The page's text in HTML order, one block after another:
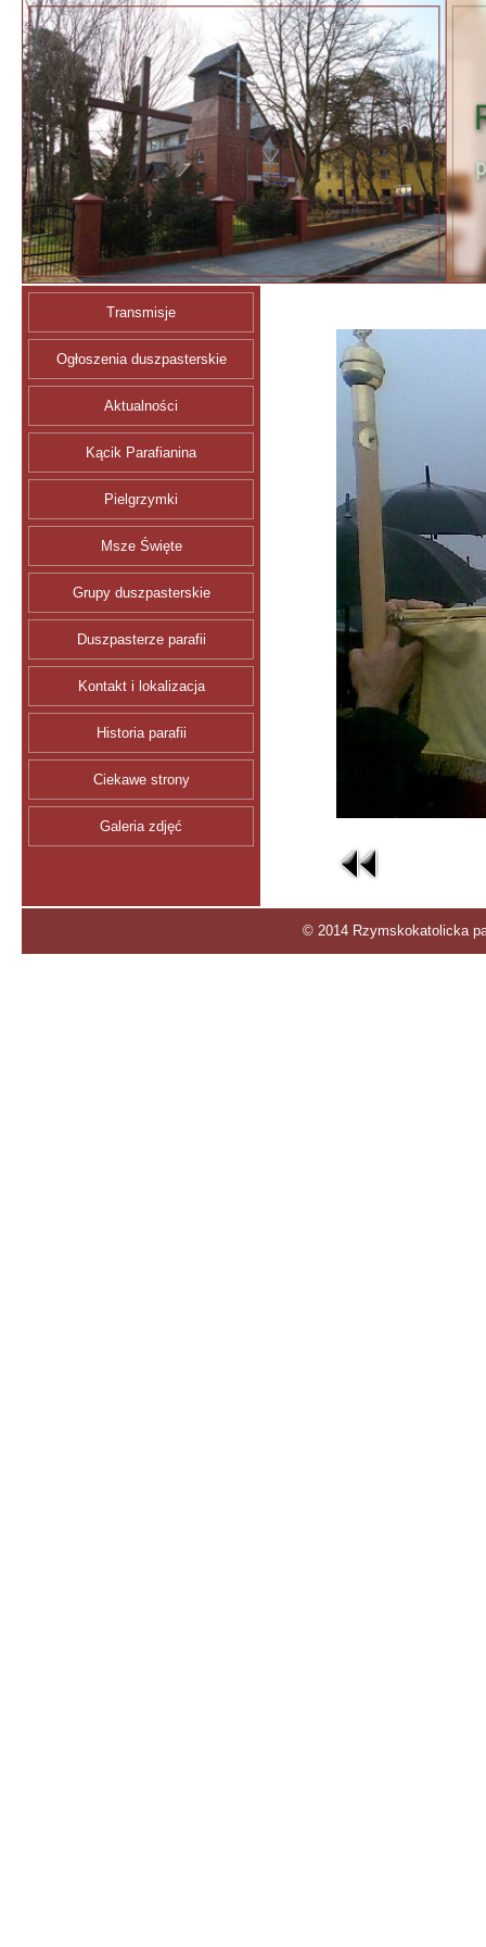
Transmisje
Ogłoszenia duszpasterskie
Aktualności
Kącik Parafianina
Pielgrzymki
Msze Święte
Grupy duszpasterskie
Duszpasterze parafii
Kontakt i lokalizacja
Historia parafii
Ciekawe strony
Galeria zdjęć
© 2014 Rzymskokatolicka